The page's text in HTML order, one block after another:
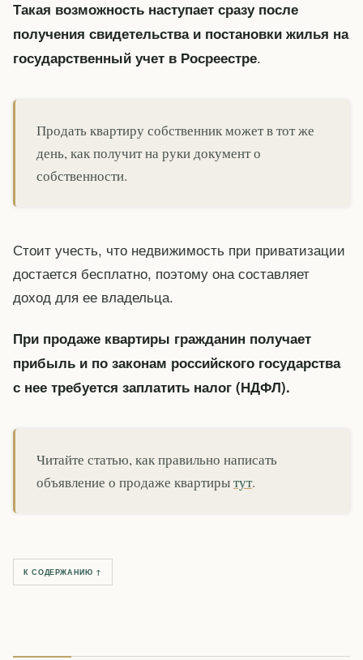
Такая возможность наступает сразу после
получения свидетельства и постановки жилья на
государственный учет в Росреестре.
Продать квартиру собственник может в тот же
день, как получит на руки документ о
собственности.
Стоит учесть, что недвижимость при приватизации
достается бесплатно, поэтому она составляет
доход для ее владельца.
При продаже квартиры гражданин получает
прибыль и по законам российского государства
с нее требуется заплатить налог (НДФЛ).
Читайте статью, как правильно написать
объявление о продаже квартирытут.
К СОДЕРЖАНИЮ ↑